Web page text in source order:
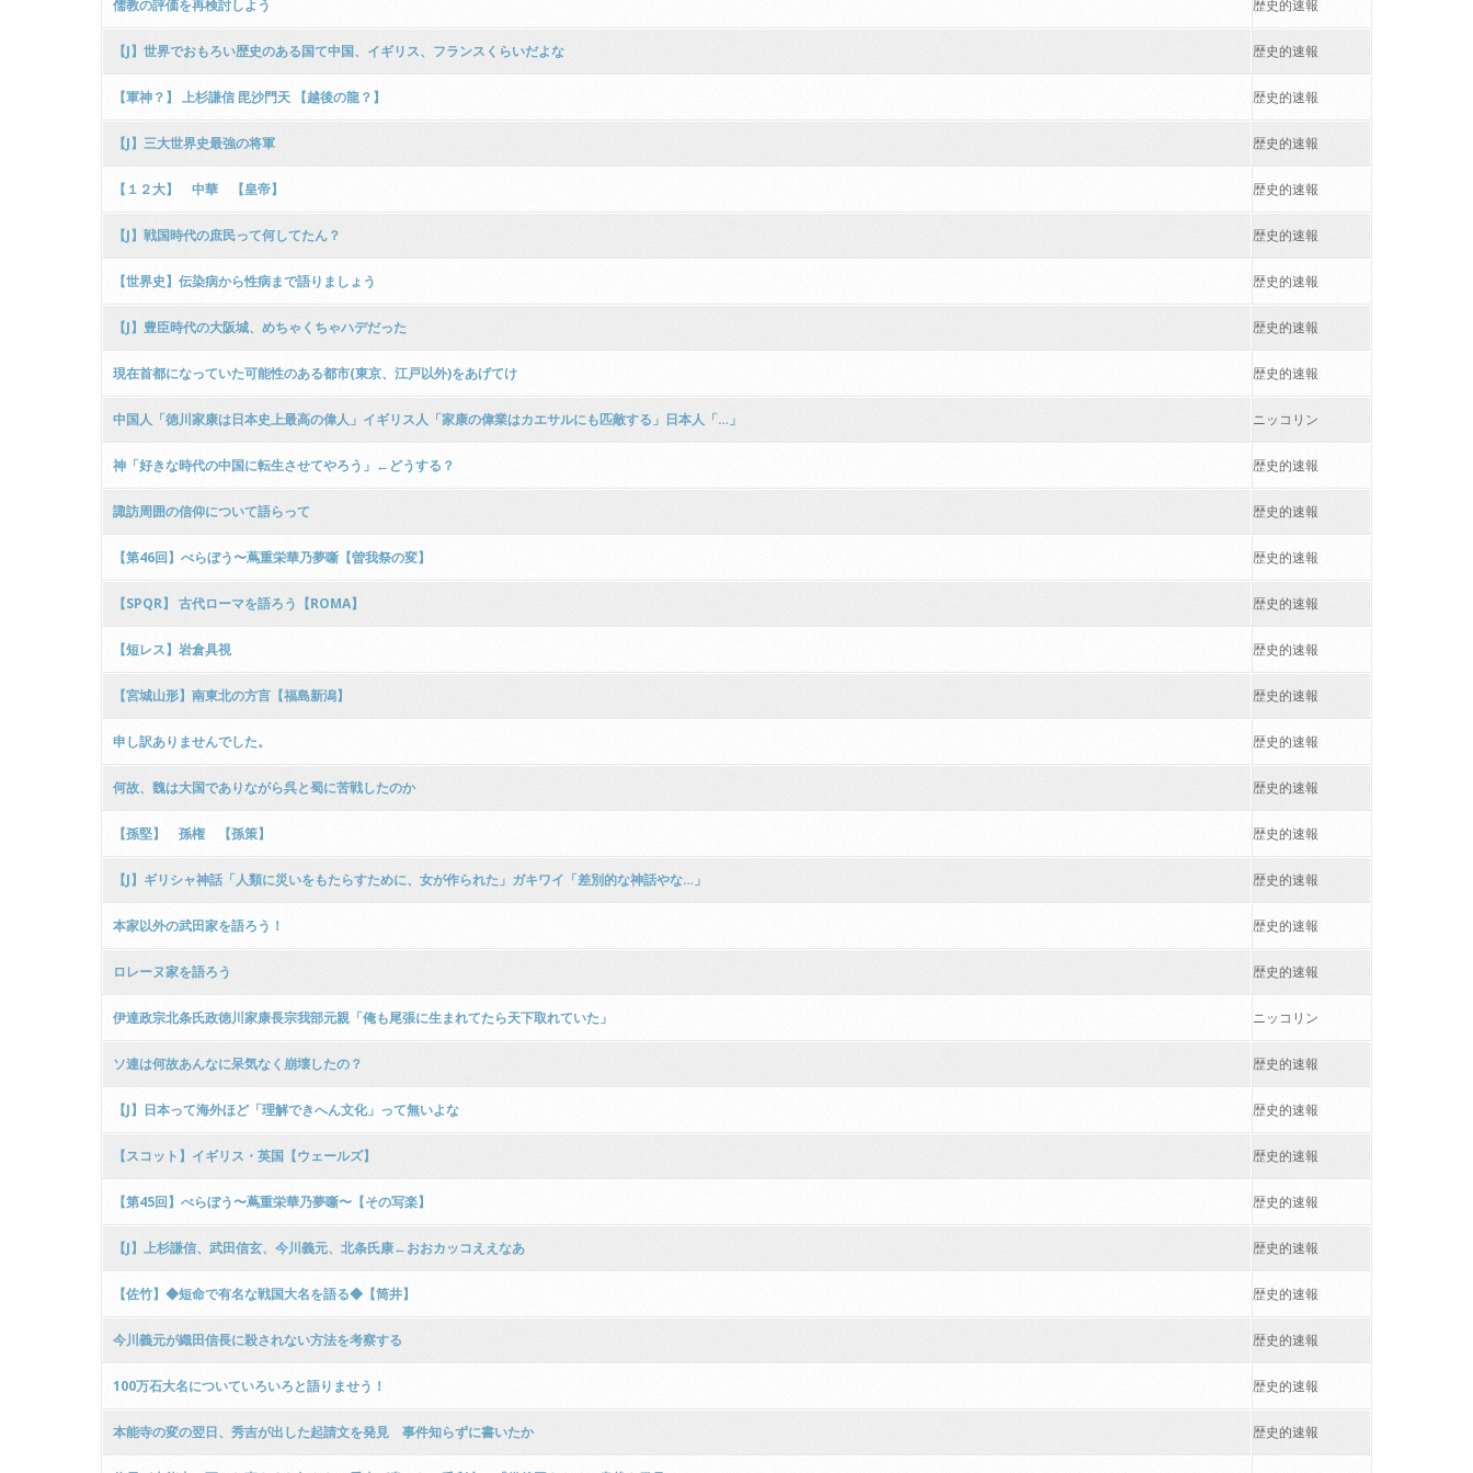
儒教の評価を再検討しよう 歴史的速報
【J】世界でおもろい歴史のある国て中国、イギリス、フランスくらいだよな 歴史的速報
【軍神？】 上杉謙信 毘沙門天 【越後の龍？】 歴史的速報
【J】三大世界史最強の将軍 歴史的速報
【１２大】 中華 【皇帝】 歴史的速報
【J】戦国時代の庶民って何してたん？ 歴史的速報
【世界史】伝染病から性病まで語りましょう 歴史的速報
【J】豊臣時代の大阪城、めちゃくちゃハデだった 歴史的速報
現在首都になっていた可能性のある都市(東京、江戸以外)をあげてけ 歴史的速報
中国人「徳川家康は日本史上最高の偉人」イギリス人「家康の偉業はカエサルにも匹敵する」日本人「…」 ニッコリン
神「好きな時代の中国に転生させてやろう」←どうする？ 歴史的速報
諏訪周囲の信仰について語らって 歴史的速報
【第46回】べらぼう〜蔦重栄華乃夢噺【曽我祭の変】 歴史的速報
【SPQR】 古代ローマを語ろう【ROMA】 歴史的速報
【短レス】岩倉具視 歴史的速報
【宮城山形】南東北の方言【福島新潟】 歴史的速報
申し訳ありませんでした。 歴史的速報
何故、魏は大国でありながら呉と蜀に苦戦したのか 歴史的速報
【孫堅】 孫権 【孫策】 歴史的速報
【J】ギリシャ神話「人類に災いをもたらすために、女が作られた」ガキワイ「差別的な神話やな…」 歴史的速報
本家以外の武田家を語ろう！ 歴史的速報
ロレーヌ家を語ろう 歴史的速報
伊達政宗北条氏政徳川家康長宗我部元親「俺も尾張に生まれてたら天下取れていた」 ニッコリン
ソ連は何故あんなに呆気なく崩壊したの？ 歴史的速報
【J】日本って海外ほど「理解できへん文化」って無いよな 歴史的速報
【スコット】イギリス・英国【ウェールズ】 歴史的速報
【第45回】べらぼう〜蔦重栄華乃夢噺〜【その写楽】 歴史的速報
【J】上杉謙信、武田信玄、今川義元、北条氏康←おおカッコええなあ 歴史的速報
【佐竹】◆短命で有名な戦国大名を語る◆【筒井】 歴史的速報
今川義元が織田信長に殺されない方法を考察する 歴史的速報
100万石大名についていろいろと語りませう！ 歴史的速報
本能寺の変の翌日、秀吉が出した起請文を発見 事件知らずに書いたか 歴史的速報